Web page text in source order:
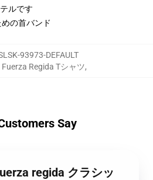
ルです
の首バンド
93973-DEFAULT
Fuerza Regida Tシャツ,
Say
regida クラシッ